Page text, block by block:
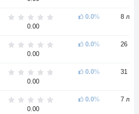
0.00
0.0% 8 лет
0.00
0.0% 26 лет
0.00
0.0% 31 год
0.00
0.0% 7 лет